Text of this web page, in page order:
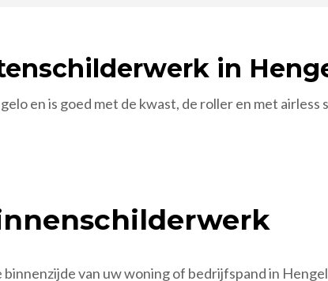
in
en is goed met de kwast, de roller en met airless
binnenzijde van uw woning of bedrijfspand in